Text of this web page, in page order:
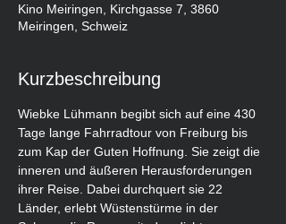
Kino Meiringen, Kirchgasse 7, 3860
Meiringen, Schweiz
Kurzbeschreibung
Wiebke Lühmann begibt sich auf eine 430
Tage lange Fahrradtour von Freiburg bis
zum Kap der Guten Hoffnung. Sie zeigt die
inneren und äußeren Herausforderungen
ihrer Reise. Dabei durchquert sie 22
Länder, erlebt Wüstenstürme in der